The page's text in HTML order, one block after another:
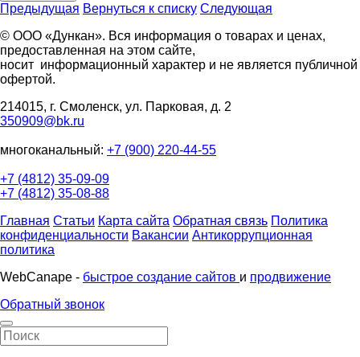
Предыдущая Вернуться к списку Следующая
© ООО «Дункан». Вся информация о товарах и ценах,
предоставленная на этом сайте,
носит информационный характер и не является публичной
офертой.
214015, г. Смоленск, ул. Парковая, д. 2
350909@bk.ru
многоканальный: +7 (900) 220-44-55
+7 (4812) 35-09-09
+7 (4812) 35-08-88
Главная Статьи Карта сайта Обратная связь Политика
конфиденциальности Вакансии Антикоррупционная
политика
WebCanape - быстрое создание сайтов и продвижение
Обратный звонок